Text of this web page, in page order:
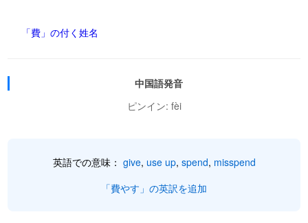
「費」の付く姓名
中国語発音
ピンイン: fèi
英語での意味： give, use up, spend, misspend
「費やす」の英訳を追加